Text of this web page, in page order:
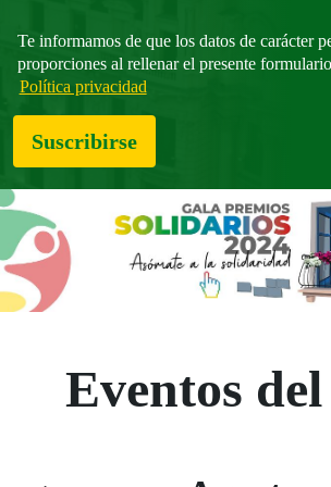
Te informamos de que los datos de carácter
proporciones al rellenar el presente
Política privacidad
Suscribirse
Eventos del
Saltar el calendario